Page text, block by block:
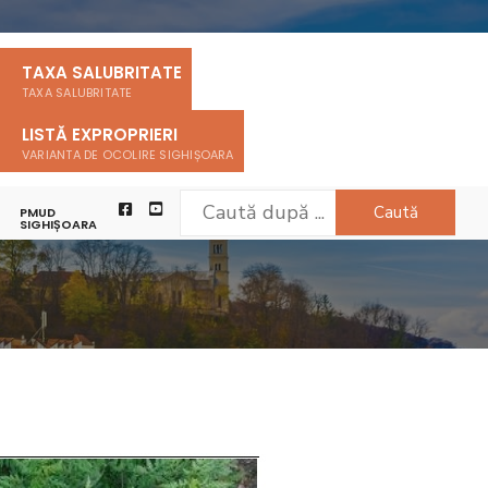
TAXA SALUBRITATE
TAXA SALUBRITATE
LISTĂ EXPROPRIERI
VARIANTA DE OCOLIRE SIGHIȘOARA
PMUD
SIGHIȘOARA
Caută